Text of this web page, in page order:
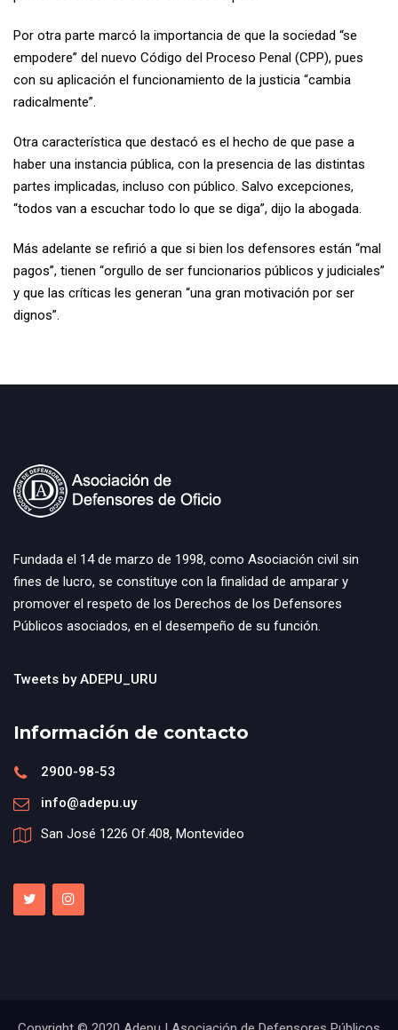
Por otra parte marcó la importancia de que la sociedad “se
empodere” del nuevo Código del Proceso Penal (CPP), pues
con su aplicación el funcionamiento de la justicia “cambia
radicalmente”.
Otra característica que destacó es el hecho de que pase a
haber una instancia pública, con la presencia de las distintas
partes implicadas, incluso con público. Salvo excepciones,
“todos van a escuchar todo lo que se diga”, dijo la abogada.
Más adelante se refirió a que si bien los defensores están “mal
pagos”, tienen “orgullo de ser funcionarios públicos y judiciales”
y que las críticas les generan “una gran motivación por ser
dignos”.
Fundada el 14 de marzo de 1998, como Asociación civil sin
fines de lucro, se constituye con la finalidad de amparar y
promover el respeto de los Derechos de los Defensores
Públicos asociados, en el desempeño de su función.
Tweets by ADEPU_URU
Información de contacto
2900-98-53
info@adepu.uy
San José 1226 Of.408, Montevideo